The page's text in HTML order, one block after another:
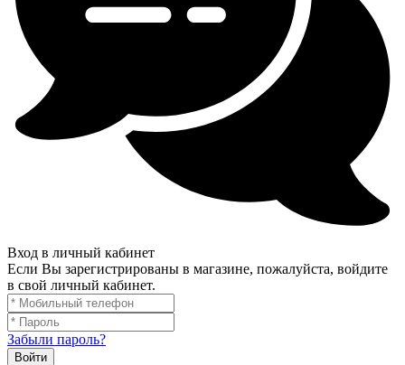
Вход в личный кабинет
Если Вы зарегистрированы в магазине, пожалуйста, войдите
в свой личный кабинет.
Забыли пароль?
Войти